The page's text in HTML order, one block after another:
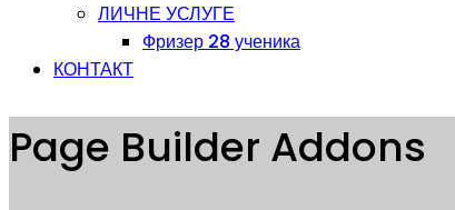
ЛИЧНЕ УСЛУГЕ
Фризер 28 ученика
КОНТАКТ
Page Builder Addons